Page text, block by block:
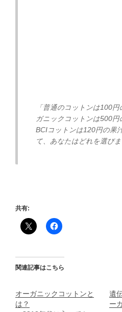
「普通のコットンは100
ガニックコットンは500円
BCIコットンは120円の果
て、あなたはどれを選び
共有:
関連記事はこちら
オーガニックコットンと
は？
遺
ー